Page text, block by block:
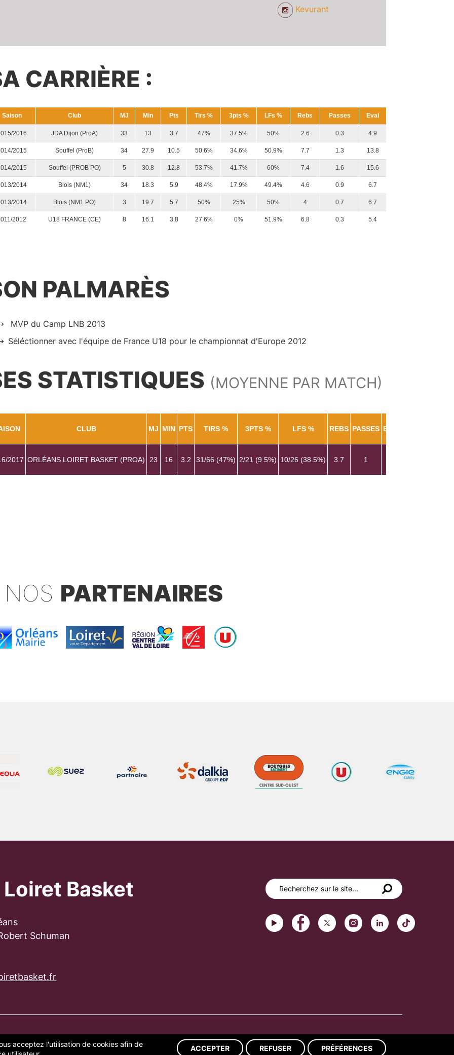
Kevurant
CARRIÈRE :
Saison Club MJ Min Pts Tirs % 3pts % LFs % Rebs Passes Eval
2016 JDA Dijon (ProA) 33 13 3.7 47% 37.5% 50% 2.6 0.3 4.9
2015 Souffel (ProB) 34 27.9 10.5 50.6% 34.6% 50.9% 7.7 1.3 13.8
2015 Souffel (PROB PO) 5 30.8 12.8 53.7% 41.7% 60% 7.4 1.6 15.6
2014 Blois (NM1) 34 18.3 5.9 48.4% 17.9% 49.4% 4.6 0.9 6.7
2014 Blois (NM1 PO) 3 19.7 5.7 50% 25% 50% 4 0.7 6.7
2012 U18 FRANCE (CE) 8 16.1 3.8 27.6% 0% 51.9% 6.8 0.3 5.4
PALMARÈS
MVP du Camp LNB 2013
Séléctionner avec l'équipe de France U18 pour le championnat d'Europe 2012
STATISTIQUES (MOYENNE PAR MATCH)
CLUB MJ MIN PTS TIRS % 3PTS % LFS % REBS PASSES EVAL
2017 ORLÉANS LOIRET BASKET (PROA) 23 16 3.2 31/66 (47%) 2/21 (9.5%) 10/26 (38.5%) 3.7 1
NOS PARTENAIRES
acceptez l'utilisation de cookies afin de
ACCEPTER REFUSER PRÉFÉRENCES
Basket
Schuman
LÉGALES GESTION DES COOKIES Réalisation du site : ads-COM